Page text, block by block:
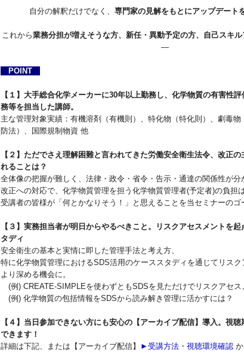
自分の解釈だけでなく、 専門家の見解をもとにアップデート
これから業務分担が増えそうな方、新任・異動予定の方、自己スキ
―
POINT
【１】大手総合化学メーカーに30年以上勤務し、化学物質の有害性
務等を担当した講師。
主な管理対象実績：有機溶剤（有機則）、特化物（特化則）、劇毒
防法）、国際規制物資 他
【２】ただでさえ理解困難と言われてきた労働安全衛生法令、改正
れることは？
全体像の把握が難しく、法律・政令・省令・告示・通達の関係性が分
改正への対応で、化学物質管理を担う化学物質管理者(予定者)の負担
受講者の皆様が「何とかなりそう！」と思えることを当セミナーのゴ
【３】実務担当者が明日からやるべきこと。リスクアセスメントを
タディ
安全衛生の基本と実情に即した管理手法と考え方、
特に化学物質管理におけるSDS活用のケーススタディを通じてリス
より深める機会に。
(例) CREATE-SIMPLEを使わずともSDSを見ただけでリスクアセス
(例) 化学物質の包括情報をSDSから読み解き管理に活かすには？
【４】当日参加できない方にも安心の【アーカイブ配信】導入。視
できます！
詳細は下記、または【アーカイブ配信】
►受講方法・視聴環境確認